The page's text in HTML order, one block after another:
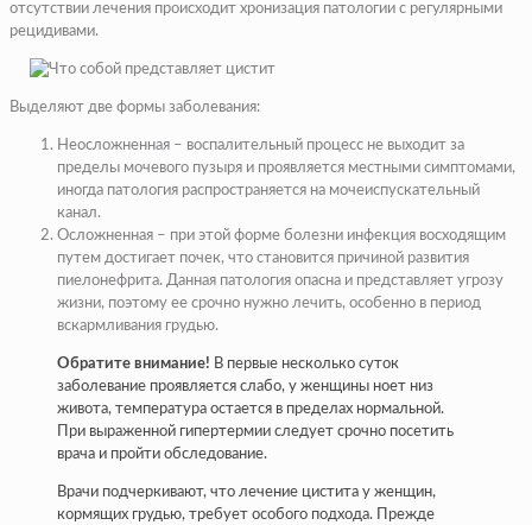
отсутствии лечения происходит хронизация патологии с регулярными
рецидивами.
Выделяют две формы заболевания:
Неосложненная – воспалительный процесс не выходит за
пределы мочевого пузыря и проявляется местными симптомами,
иногда патология распространяется на мочеиспускательный
канал.
Осложненная – при этой форме болезни инфекция восходящим
путем достигает почек, что становится причиной развития
пиелонефрита. Данная патология опасна и представляет угрозу
жизни, поэтому ее срочно нужно лечить, особенно в период
вскармливания грудью.
Обратите внимание! В первые несколько суток
заболевание проявляется слабо, у женщины ноет низ
живота, температура остается в пределах нормальной.
При выраженной гипертермии следует срочно посетить
врача и пройти обследование.
Врачи подчеркивают, что лечение цистита у женщин,
кормящих грудью, требует особого подхода. Прежде